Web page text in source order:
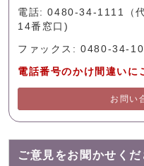
電話: 0480-34-1111（
14番窓口)
ファックス: 0480-34-
電話番号のかけ間違いに
お問い
ご意見をお聞かせくだ